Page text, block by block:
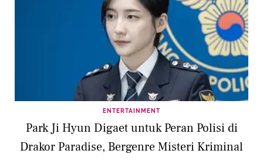
ENTERTAINMENT
Park Ji Hyun Digaet untuk Peran Polisi di
Drakor Paradise, Bergenre Misteri Kriminal